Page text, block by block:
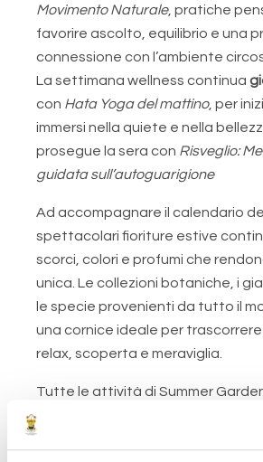
Movimento Naturale, pratiche
favorire ascolto, equilibrio e una
connessione con l’ambiente
La settimana wellness continua
con Hata Yoga del mattino, per
immersi nella quiete e nella
prosegue la sera con Risveglio:
guidata sull’autoguarigione
Ad accompagnare il calendario
spettacolari fioriture estive
scorci, colori e profumi che
unica. Le collezioni botaniche, i
le specie provenienti da tutto il
una cornice ideale per
relax, scoperta e meraviglia.
Tutte le attività di Summer
incluse nel regolare biglietto
nell’abbonamento.